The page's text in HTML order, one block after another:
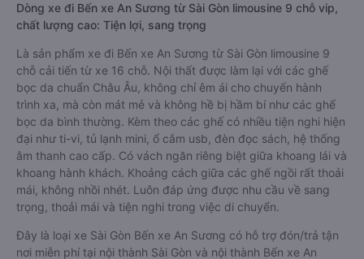
Dòng xe đi Bến xe An Sương từ Sài Gòn limousine 9 chỗ vip,
chất lượng cao: Tiện lợi, sang trọng
Là sản phẩm xe đi Bến xe An Sương từ Sài Gòn limousine 9
chỗ cải tiến từ xe 16 chỗ. Nội thất được làm lại với các ghế
bọc da chuẩn Châu Âu, không chỉ êm ái cho chuyến hành
trình xa, mà còn mát mẻ và không hề bị hầm bí như các ghế
bọc da bình thường. Kèm theo các ghế có nhiều tiện nghi hiện
đại như ti-vi, tủ lạnh mini, ổ cắm usb, đèn đọc sách, hệ thống
âm thanh cao cấp. Có vách ngăn riêng biệt giữa khoang lái và
khoang hành khách. Khoảng cách giữa các ghế ngồi rất thoải
mái, không nhồi nhét. Luôn đáp ứng được nhu cầu về sang
trọng, thoải mái và tiện nghi trong việc di chuyển.
Đây là loại xe Sài Gòn Bến xe An Sương có hỗ trợ đón/trả tận
nơi miễn phí tại nội thành Sài Gòn và nội thành Bến xe An